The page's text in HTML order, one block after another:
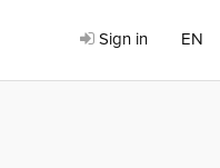
Sign in EN